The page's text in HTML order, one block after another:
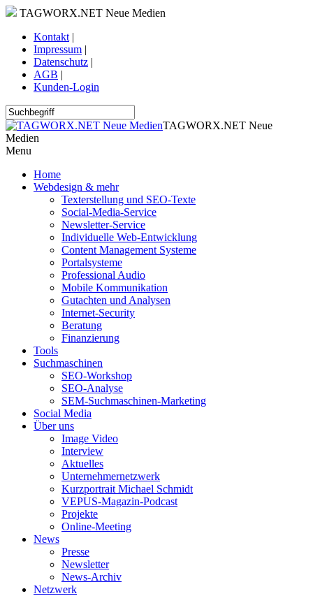
TAGWORX.NET Neue Medien
Kontakt |
Impressum |
Datenschutz |
AGB |
Kunden-Login
TAGWORX.NET Neue
Medien
Menu
Home
Webdesign & mehr
Texterstellung und SEO-Texte
Social-Media-Service
Newsletter-Service
Individuelle Web-Entwicklung
Content Management Systeme
Portalsysteme
Professional Audio
Mobile Kommunikation
Gutachten und Analysen
Internet-Security
Beratung
Finanzierung
Tools
Suchmaschinen
SEO-Workshop
SEO-Analyse
SEM-Suchmaschinen-Marketing
Social Media
Über uns
Image Video
Interview
Aktuelles
Unternehmernetzwerk
Kurzportrait Michael Schmidt
VEPUS-Magazin-Podcast
Projekte
Online-Meeting
News
Presse
Newsletter
News-Archiv
Netzwerk